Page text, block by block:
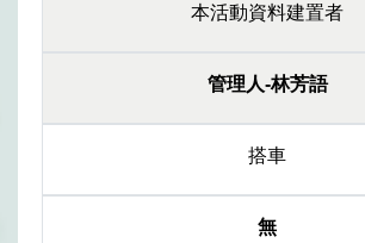
本活動資料建置者
管理人-林芳語
搭車
無